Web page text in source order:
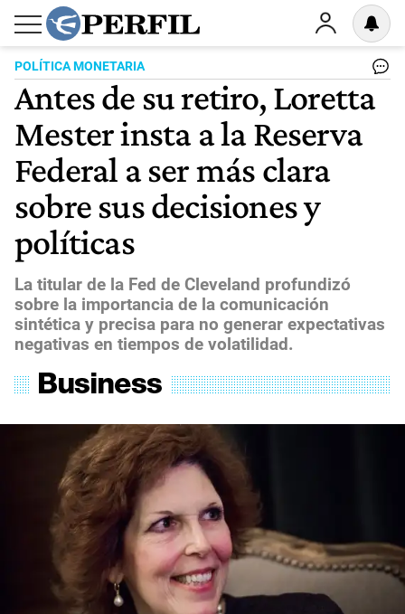
POLÍTICA MONETARIA
Antes de su retiro, Loretta
Mester insta a la Reserva
Federal a ser más clara
sobre sus decisiones y
políticas
La titular de la Fed de Cleveland profundizó
sobre la importancia de la comunicación
sintética y precisa para no generar expectativas
negativas en tiempos de volatilidad.